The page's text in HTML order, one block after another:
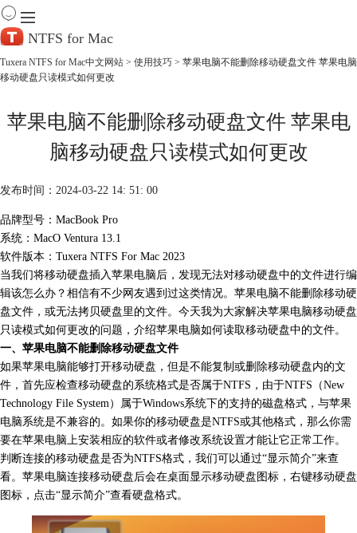
NTFS for Mac
下 载
购买
Tuxera NTFS for Mac中文网站 > 使用技巧 > 苹果电脑不能删除移动硬盘文件 苹果电脑
移动硬盘只读模式如何更改
苹果电脑不能删除移动硬盘文件 苹果电
脑移动硬盘只读模式如何更改
发布时间：2024-03-22 14: 51: 00
品牌型号：MacBook Pro
系统：MacO Ventura 13.1
软件版本：Tuxera NTFS For Mac 2023
当我们将移动硬盘插入苹果电脑后，发现无法对移动硬盘中的文件进行编
辑该怎么办？相信有不少网友遇到过这类情况。苹果电脑不能删除移动硬
盘文件，或无法拷贝硬盘里的文件。今天我为大家解决苹果电脑移动硬盘
只读模式如何更改的问题，介绍苹果电脑如何读取移动硬盘中的文件。
一、苹果电脑不能删除移动硬盘文件
如果苹果电脑能够打开移动硬盘，但是不能复制或删除移动硬盘内的文
件，首先应检查移动硬盘的系统格式是否属于NTFS，由于NTFS（New
Technology File System）
属于Windows系统下的支持的磁盘格式，与苹果
电脑系统是不兼容的。 如果你的移动硬盘是NTFS或其他格式，那么你需
要在苹果电脑上安装相应的软件或者修改系统设置才能让它正常工作。
判断连接的移动硬盘是否为NTFS格式，我们可以通过“显示简介”来查
看。苹果电脑连接移动硬盘后会在桌面显示移动硬盘图标，右键移动硬盘
图标，点击“显示简介”查看硬盘格式。